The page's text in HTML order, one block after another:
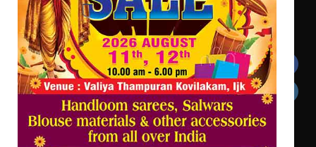
Get In Touch
Twitter Facebook
LinkedIn Instagram
YouTube